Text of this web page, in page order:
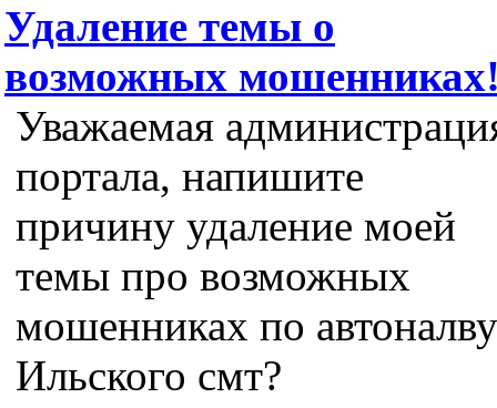
Удаление темы о
возможных
Уважаемая
портала, напишите
причину удаление моей
темы про возможных
мошенниках по автоналву
Ильского смт?